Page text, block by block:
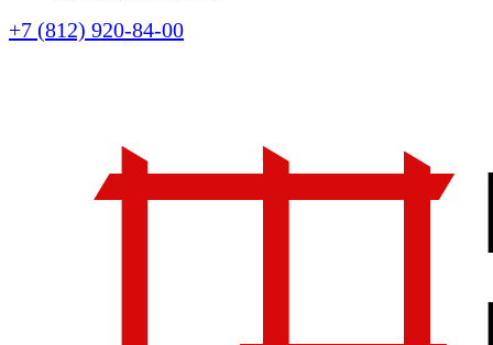
+7 (812) 920-84-00